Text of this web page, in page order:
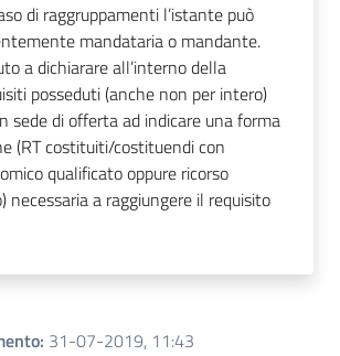
di raggruppamenti l’istante può
mandataria o mandante.
a dichiarare all’interno della
posseduti (anche non per intero)
sede di offerta ad indicare una forma
(RT costituiti/costituendi con
qualificato oppure ricorso
necessaria a raggiungere il requisito
: 31-07-2019, 11:43